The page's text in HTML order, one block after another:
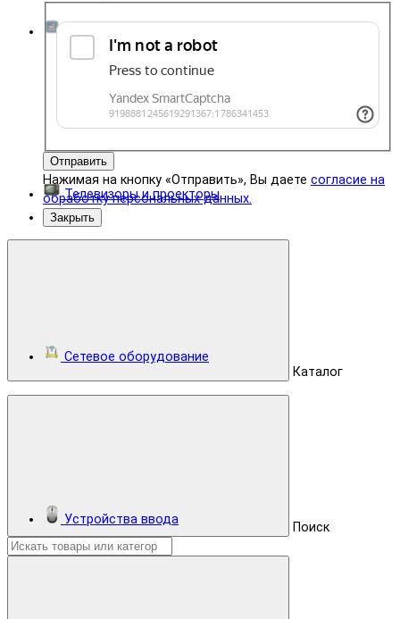
Отправить
Нажимая на кнопку «Отправить», Вы даете согласие на
обработку персональных данных.
Закрыть
Каталог
Поиск
Комплектующие
Телевизоры и проекторы
Сетевое оборудование
Устройства ввода